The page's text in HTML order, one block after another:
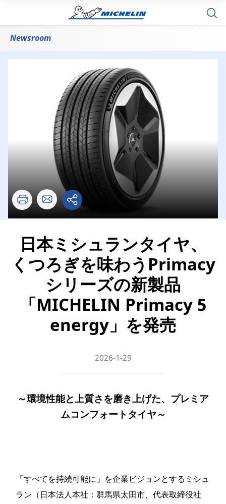
Newsroom
日本ミシュランタイヤ、
くつろぎを味わうPrimacy
シリーズの新製品
「MICHELIN Primacy 5
energy」を発売
2026-1-29
～環境性能と上質さを磨き上げた、プレミア
ムコンフォートタイヤ～
「すべてを持続可能に」を企業ビジョンとするミシュ
ラン（日本法人本社：群馬県太田市、代表取締役社